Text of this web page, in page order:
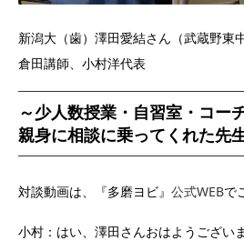
新潟大（歯） 澤田愛結さん（武蔵野東
倉田講師、小村洋代表
～少人数授業・自習室・コー
親身に相談に乗ってくれた先
対談動画は、『多磨ヨビ』 公式WEBで
小村：はい、澤田さんおはようございま